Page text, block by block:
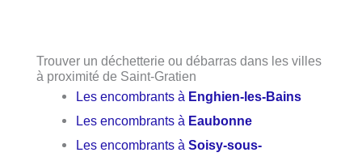
Trouver un déchetterie ou débarras dans les villes
à proximité de Saint-Gratien
Les encombrants à Enghien-les-Bains
Les encombrants à Eaubonne
Les encombrants àSoisy-sous-